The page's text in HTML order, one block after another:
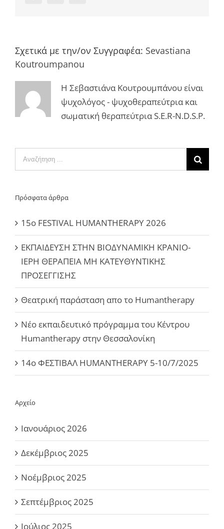
Σχετικά με την/ον Συγγραφέα: Sevastiana
Koutroumpanou
Η Σεβαστιάνα Κουτρουμπάνου είναι
ψυχολόγος - ψυχοθεραπεύτρια και
σωματική θεραπεύτρια S.E.R-N.D.S.P.
Αναζήτηση
...
Πρόσφατα άρθρα
15ο FESTIVAL HUMANTHERAPY 2026
ΕΚΠΑΙΔΕΥΣΗ ΣΤΗΝ ΒΙΟΔΥΝΑΜΙΚΗ ΚΡΑΝΙΟ-
ΙΕΡΗ ΘΕΡΑΠΕΙΑ ΜΗ ΚΑΤΕΥΘΥΝΤΙΚΗΣ
ΠΡΟΣΕΓΓΙΣΗΣ
Θεατρική παράσταση απο το Humantherapy
Νέο εκπαιδευτικό πρόγραμμα του Κέντρου
Humantherapy στην Θεσσαλονίκη
14ο ΦΕΣΤΙΒΑΛ HUMANTHERAPY 5-10/7/2025
Αρχείο
Ιανουάριος 2026
Δεκέμβριος 2025
Νοέμβριος 2025
Σεπτέμβριος 2025
Ιούλιος 2025